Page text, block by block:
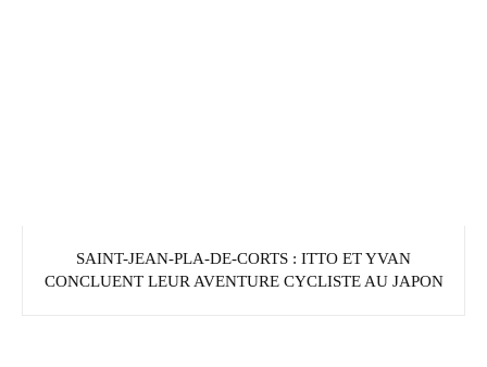
SAINT-JEAN-PLA-DE-CORTS : ITTO ET YVAN
CONCLUENT LEUR AVENTURE CYCLISTE AU JAPON